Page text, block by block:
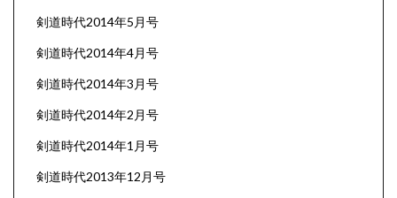
剣道時代2014年5月号
剣道時代2014年4月号
剣道時代2014年3月号
剣道時代2014年2月号
剣道時代2014年1月号
剣道時代2013年12月号